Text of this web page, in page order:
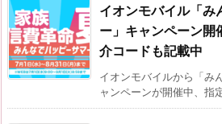
イオンモバイル「み
ー」キャンペーン
介コードも記載中
イオンモバイルから「み
ャンペーンが開催中、指